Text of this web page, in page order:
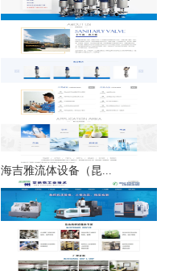
海吉雅流体设备（昆...